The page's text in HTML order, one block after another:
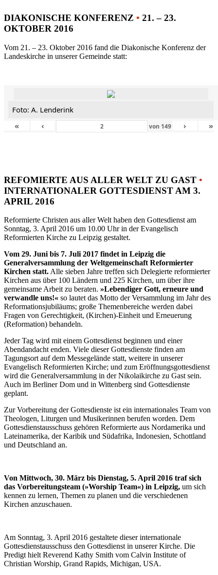
DIAKONISCHE KONFERENZ • 21. – 23.
OKTOBER 2016
Vom 21. – 23. Oktober 2016 fand die Diakonische Konferenz der
Landeskirche in unserer Gemeinde statt:
Foto: A. Lenderink
«
‹ von 149 › »
REFOMIERTE AUS ALLER WELT ZU GAST •
INTERNATIONALER GOTTESDIENST AM 3.
APRIL 2016
Reformierte Christen aus aller Welt haben den Gottesdienst am
Sonntag, 3. April 2016 um 10.00 Uhr in der Evangelisch
Reformierten Kirche zu Leipzig gestaltet.
Vom 29. Juni bis 7. Juli 2017 findet in Leipzig die
Generalversammlung der Weltgemeinschaft Reformierter
Kirchen statt.Alle sieben Jahre treffen sich Delegierte reformierter
Kirchen aus über 100 Ländern und 225 Kirchen, um über ihre
gemeinsame Arbeit zu beraten. »Lebendiger Gott, erneure und
verwandle uns!« so lautet das Motto der Versammlung im Jahr des
Reformationsjubiläums; große Themenbereiche werden dabei
Fragen von Gerechtigkeit, (Kirchen)-Einheit und Erneuerung
(Reformation) behandeln.
Jeder Tag wird mit einem Gottesdienst beginnen und einer
Abendandacht enden. Viele dieser Gottesdienste finden am
Tagungsort auf dem Messegelände statt, weitere in unserer
Evangelisch Reformierten Kirche; und zum Eröffnungsgottesdienst
wird die Generalversammlung in der Nikolaikirche zu Gast sein.
Auch im Berliner Dom und in Wittenberg sind Gottesdienste
geplant.
Zur Vorbereitung der Gottesdienste ist ein internationales Team von
Theologen, Liturgen und Musikerinnen berufen worden. Dem
Gottesdienstausschuss gehören Reformierte aus Nordamerika und
Lateinamerika, der Karibik und Südafrika, Indonesien, Schottland
und Deutschland an.
Von Mittwoch, 30. März bis Dienstag, 5. April 2016 traf sich
das Vorbereitungsteam (»Worship Team«) in Leipzig, um sich
kennen zu lernen, Themen zu planen und die verschiedenen
Kirchen anzuschauen.
Am Sonntag, 3. April 2016 gestaltete dieser internationale
Gottesdienstausschuss den Gottesdienst in unserer Kirche. Die
Predigt hielt Reverend Kathy Smith vom Calvin Institute of
Christian Worship, Grand Rapids, Michigan, USA.